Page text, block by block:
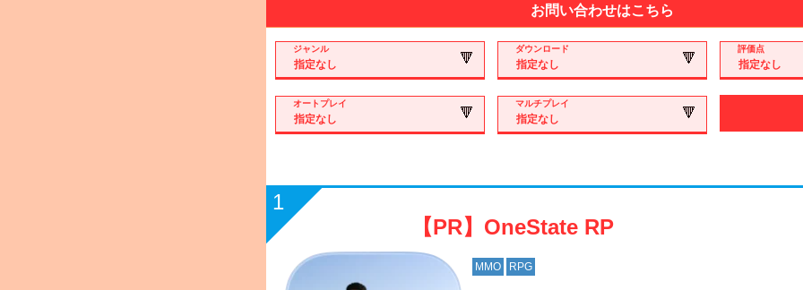
お問い合わせはこちら
ジャンル ダウンロード 評価点
オートプレイ マルチプレイ
1
【PR】OneState RP
MMO RPG